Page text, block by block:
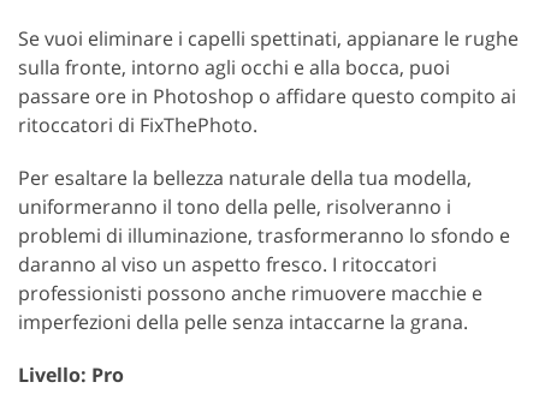
Se vuoi eliminare i capelli spettinati, appianare le rughe
sulla fronte, intorno agli occhi e alla bocca, puoi
passare ore in Photoshop o affidare questo compito ai
ritoccatori di FixThePhoto.
Per esaltare la bellezza naturale della tua modella,
uniformeranno il tono della pelle, risolveranno i
problemi di illuminazione, trasformeranno lo sfondo e
daranno al viso un aspetto fresco. I ritoccatori
professionisti possono anche rimuovere macchie e
imperfezioni della pelle senza intaccarne la grana.
Livello: Pro